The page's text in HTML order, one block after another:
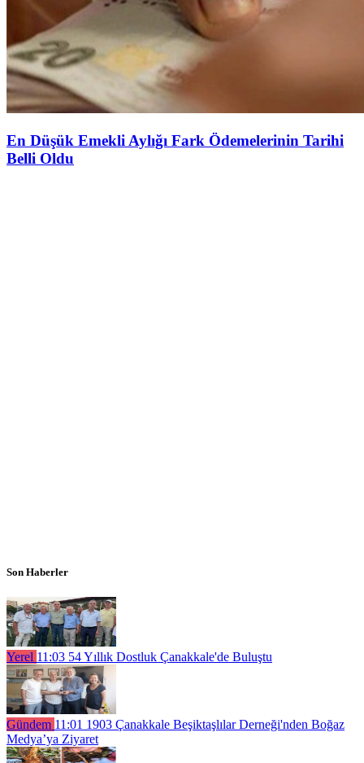
En Düşük Emekli Aylığı Fark Ödemelerinin Tarihi
Belli Oldu
Son Haberler
Yerel 11:03 54 Yıllık Dostluk Çanakkale'de Buluştu
Gündem 11:01 1903 Çanakkale Beşiktaşlılar Derneği'nden Boğaz
Medya’ya Ziyaret